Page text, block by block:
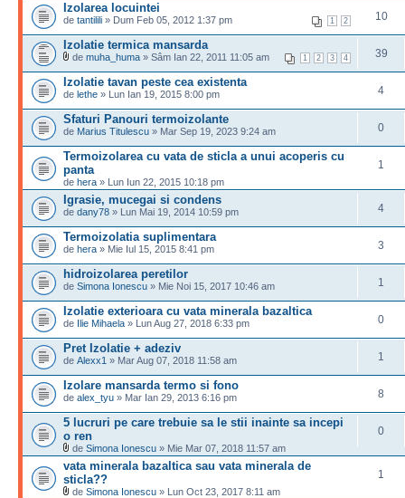
Izolarea locuintei
1 2
de tantilili » Dum Feb 05, 2012 1:37 pm 10
Izolatie termica mansarda
1 2 3 4
de muha_huma » Sâm Ian 22, 2011 11:05 am 39
Izolatie tavan peste cea existenta
de lethe » Lun Ian 19, 2015 8:00 pm 4
Sfaturi Panouri termoizolante
de Marius Titulescu » Mar Sep 19, 2023 9:24 am 0
Termoizolarea cu vata de sticla a unui acoperis cu
panta
de hera » Lun Iun 22, 2015 10:18 pm
1
Igrasie, mucegai si condens
de dany78 » Lun Mai 19, 2014 10:59 pm 4
Termoizolatia suplimentara
de hera » Mie Iul 15, 2015 8:41 pm 3
hidroizolarea peretilor
de Simona Ionescu » Mie Noi 15, 2017 10:46 am 1
Izolatie exterioara cu vata minerala bazaltica
de Ilie Mihaela » Lun Aug 27, 2018 6:33 pm 0
Pret Izolatie + adeziv
de Alexx1 » Mar Aug 07, 2018 11:58 am 1
Izolare mansarda termo si fono
de alex_tyu » Mar Ian 29, 2013 6:16 pm 8
5 lucruri pe care trebuie sa le stii inainte sa incepi
o ren
de Simona Ionescu » Mie Mar 07, 2018 11:57 am
0
vata minerala bazaltica sau vata minerala de
sticla??
de Simona Ionescu » Lun Oct 23, 2017 8:11 am
1